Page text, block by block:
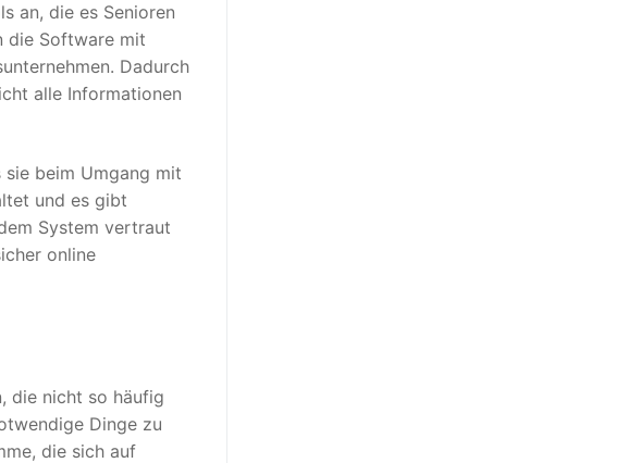
an, die es Senioren
die Software mit
Dadurch
alle Informationen
beim Umgang mit
und es gibt
System vertraut
online
die nicht so häufig
Dinge zu
die sich auf